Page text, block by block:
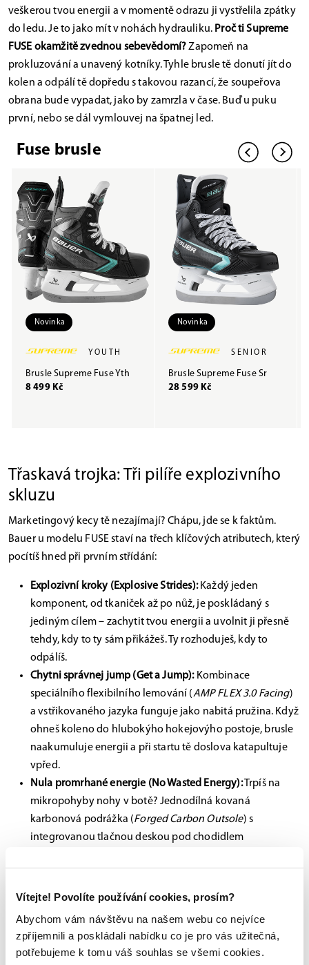
Vítejte! Povolíte používání cookies, prosím?
Abychom vám návštěvu na našem webu co nejvíce
zpříjemnili a poskládali nabídku co je pro vás užitečná,
potřebujeme k tomu váš souhlas se všemi cookies.
veškerou tvou energii a v momentě odrazu ji vystřelila zpátky
do ledu. Je to jako mít v nohách hydrauliku. Proč ti Supreme
FUSE okamžitě zvednou sebevědomí?Zapomeň na
prokluzování a unavený kotníky. Tyhle brusle tě donutí jít do
kolen a odpálí tě dopředu s takovou razancí, že soupeřova
obrana bude vypadat, jako by zamrzla v čase. Buď u puku
první, nebo se dál vymlouvej na špatnej led.
Fuse brusle
Novinka
YOUTH
Brusle Supreme Fuse Yth
8 499 Kč
Novinka
SENIOR
Brusle Supreme Fuse Sr
28 599 Kč
Třaskavá trojka: Tři pilíře explozivního
skluzu
Marketingový kecy tě nezajímají? Chápu, jde se k faktům.
Bauer u modelu FUSE staví na třech klíčových atributech, který
pocítíš hned při prvním střídání:
Explozivní kroky (Explosive Strides):Každý jeden
komponent, od tkaniček až po nůž, je poskládaný s
jediným cílem – zachytit tvou energii a uvolnit ji přesně
tehdy, kdy to ty sám přikážeš. Ty rozhoduješ, kdy to
odpálíš.
Chytni správnej jump (Get a Jump):Kombinace
speciálního flexibilního lemování (AMP FLEX 3.0 Facing)
a vstřikovaného jazyka funguje jako nabitá pružina. Když
ohneš koleno do hlubokýho hokejovýho postoje, brusle
naakumuluje energii a při startu tě doslova katapultuje
vpřed.
Nula promrhané energie (No Wasted Energy):Trpíš na
mikropohyby nohy v botě? Jednodílná kovaná
karbonová podrážka (Forged Carbon Outsole) s
integrovanou tlačnou deskou pod chodidlem